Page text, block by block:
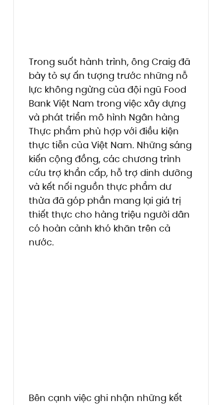
Trong suốt hành trình, ông Craig đã
bày tỏ sự ấn tượng trước những nỗ
lực không ngừng của đội ngũ Food
Bank Việt Nam trong việc xây dựng
và phát triển mô hình Ngân hàng
Thực phẩm phù hợp với điều kiện
thực tiễn của Việt Nam. Những sáng
kiến cộng đồng, các chương trình
cứu trợ khẩn cấp, hỗ trợ dinh dưỡng
và kết nối nguồn thực phẩm dư
thừa đã góp phần mang lại giá trị
thiết thực cho hàng triệu người dân
có hoàn cảnh khó khăn trên cả
nước.
Bên cạnh việc ghi nhận những kết